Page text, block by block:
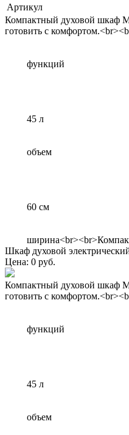
Артикул
Компактный духовой шкаф
готовить с
функций
45 л
объем
60 см
Шкаф духовой
Цена: 0 руб.
Компактный духовой шкаф
готовить с
функций
45 л
объем